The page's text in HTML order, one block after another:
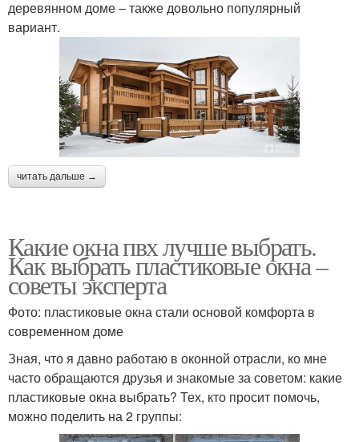
деревянном доме – также довольно популярный
вариант.
читать дальше →
Какие окна пвх лучше выбрать.
Как выбрать пластиковые окна –
советы эксперта
Фото: пластиковые окна стали основой комфорта в
современном доме
Зная, что я давно работаю в оконной отрасли, ко мне
часто обращаются друзья и знакомые за советом: какие
пластиковые окна выбрать? Тех, кто просит помочь,
можно поделить на 2 группы: